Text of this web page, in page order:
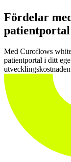
Fördelar
patientportal
Med Curoflows
patientportal i ditt